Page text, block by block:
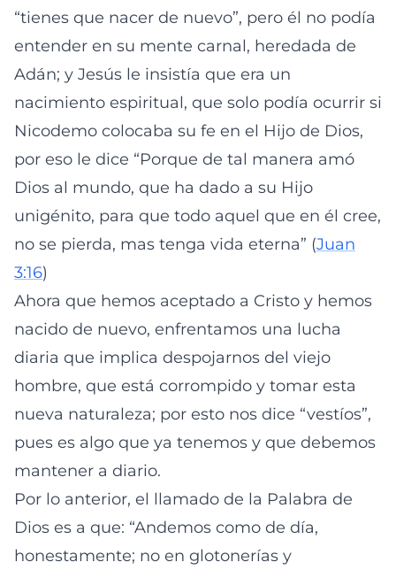
“tienes que nacer de nuevo”, pero él no podía
entender en su mente carnal, heredada de
Adán; y Jesús le insistía que era un
nacimiento espiritual, que solo podía ocurrir si
Nicodemo colocaba su fe en el Hijo de Dios,
por eso le dice “Porque de tal manera amó
Dios al mundo, que ha dado a su Hijo
unigénito, para que todo aquel que en él cree,
no se pierda, mas tenga vida eterna” (Juan
3:16)
Ahora que hemos aceptado a Cristo y hemos
nacido de nuevo, enfrentamos una lucha
diaria que implica despojarnos del viejo
hombre, que está corrompido y tomar esta
nueva naturaleza; por esto nos dice “vestíos”,
pues es algo que ya tenemos y que debemos
mantener a diario.
Por lo anterior, el llamado de la Palabra de
Dios es a que: “Andemos como de día,
honestamente; no en glotonerías y